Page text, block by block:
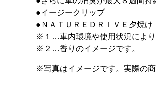
●イージークリップ
●ＮＡＴＵＲＥＤＲＩＶＥ夕焼け
※１…車内環境や使用状況により
※２…香りのイメージです。
※写真はイメージです。実際の